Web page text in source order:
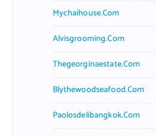
Mychaihouse.com
Alvisgrooming.com
Thegeorginaestate.com
Blythewoodseafood.com
Paolosdelibangkok.com